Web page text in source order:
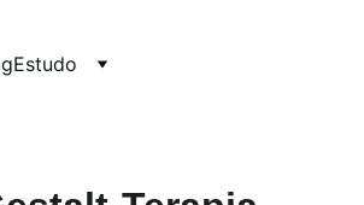
Estudo